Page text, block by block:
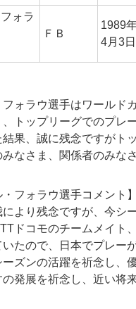
ォラ
ＦＢ
1989
4月3日
ォラウ選手はワールド
、トップリーグでのプレ
果、誠に残念ですがト
なさま、関係者のみな
・フォラウ選手コメント】
により残念ですが、今
ドコモのチームメイト
たので、日本でプレー
ーズンの活躍を祈念し、
発展を祈念し、近い将